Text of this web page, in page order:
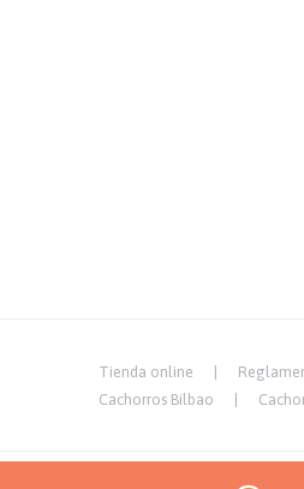
Tienda online
Cachorros Bilbao